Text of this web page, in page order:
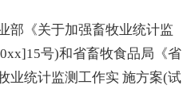
部《关于加强畜牧业统计监
号)和省畜牧食品局《省
业统计监测工作实 施方案(试